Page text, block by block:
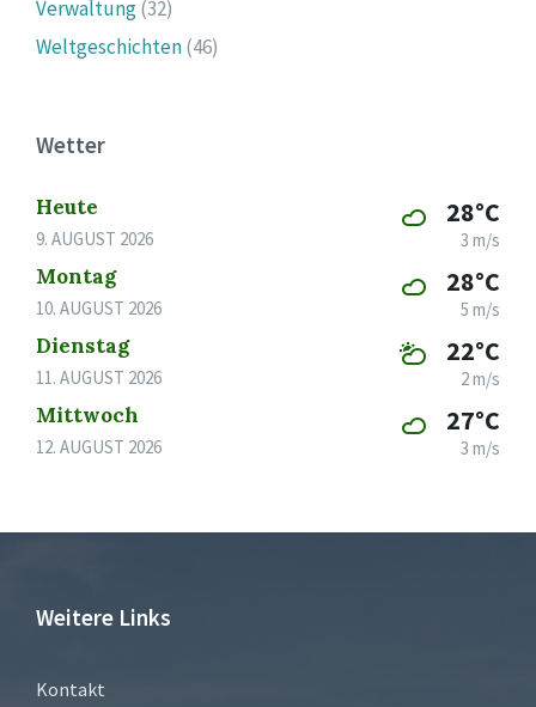
Verwaltung(32)
Weltgeschichten(46)
Wetter
Heute
9. AUGUST 2026
28°C
3 m/s
Montag
10. AUGUST 2026
28°C
5 m/s
Dienstag
11. AUGUST 2026
22°C
2 m/s
Mittwoch
12. AUGUST 2026
27°C
3 m/s
Weitere Links
Kontakt